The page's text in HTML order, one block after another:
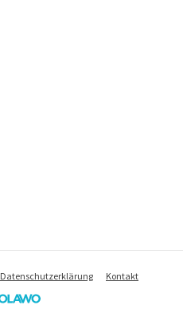
Datenschutzerklärung Kontakt